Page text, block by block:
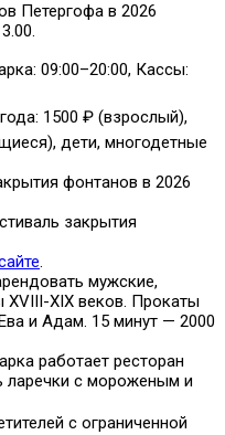
Петергофа в 2026
09:00–20:00, Кассы:
1500 ₽ (взрослый),
дети, многодетные
фонтанов в 2026
закрытия
.
мужские,
XIX веков. Прокаты
и Адам. 15 минут — 2000
работает ресторан
ларечки с мороженым и
с ограниченной